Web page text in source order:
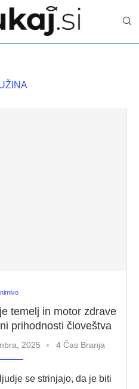
temelj in motor zdrave
prihodnosti človeštva
2025 4 Čas Branja
se strinjajo, da je biti